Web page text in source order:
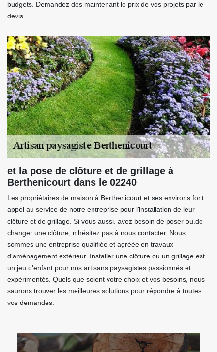
budgets. Demandez dès maintenant le prix de vos projets par le
devis.
et la pose de clôture et de grillage à
Berthenicourt dans le 02240
Les propriétaires de maison à Berthenicourt et ses environs font
appel au service de notre entreprise pour l'installation de leur
clôture et de grillage. Si vous aussi, avez besoin de poser ou.de
changer une clôture, n'hésitez pas à nous contacter. Nous
sommes une entreprise qualifiée et agréée en travaux
d'aménagement extérieur. Installer une clôture ou un grillage est
un jeu d'enfant pour nos artisans paysagistes passionnés et
expérimentés. Quels que soient votre choix et vos besoins, nous
saurons trouver les meilleures solutions pour répondre à toutes
vos demandes.